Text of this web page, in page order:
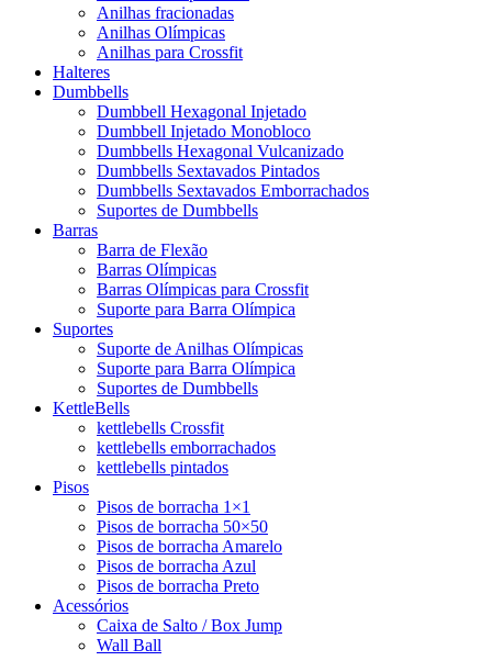
Anilhas fracionadas
Anilhas Olímpicas
Anilhas para Crossfit
Halteres
Dumbbells
Dumbbell Hexagonal Injetado
Dumbbell Injetado Monobloco
Dumbbells Hexagonal Vulcanizado
Dumbbells Sextavados Pintados
Dumbbells Sextavados Emborrachados
Suportes de Dumbbells
Barras
Barra de Flexão
Barras Olímpicas
Barras Olímpicas para Crossfit
Suporte para Barra Olímpica
Suportes
Suporte de Anilhas Olímpicas
Suporte para Barra Olímpica
Suportes de Dumbbells
KettleBells
kettlebells Crossfit
kettlebells emborrachados
kettlebells pintados
Pisos
Pisos de borracha 1×1
Pisos de borracha 50×50
Pisos de borracha Amarelo
Pisos de borracha Azul
Pisos de borracha Preto
Acessórios
Caixa de Salto / Box Jump
Wall Ball